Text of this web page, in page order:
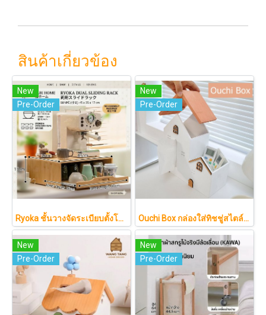
สินค้าเกี่ยวข้อง
New
Pre-Order
Ryoka ชั้นวางจัดระเบียบตั้งโต๊ะ 2 ชั้น สไตล์มินิมอล-ญี่ปุ่น ลิ้นชักเลื่อน ลิ้นชักเก็บแก้ว วัสดุไม้ธรรมชาติ ไม่ต้องประกอบ ประหยัดพื้นที่เคาน์เตอร์
New
Pre-Order
Ouchi Box กล่องใส่ทิชชู่สไตล์มินิมอล ทรงบ้านญี่ปุ่น พร้อมช่องเก็บรีโมทจัดระเบียบโต๊ะ
New
Pre-Order
New
Pre-Order